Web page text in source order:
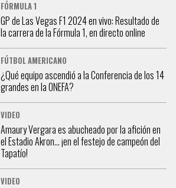
FÓRMULA 1
GP de Las Vegas F1 2024 en vivo: Resultado de
la carrera de la Fórmula 1, en directo online
FÚTBOL AMERICANO
¿Qué equipo ascendió a la Conferencia de los 14
grandes en la ONEFA?
VIDEO
Amaury Vergara es abucheado por la afición en
el Estadio Akron… ¡en el festejo de campeón del
Tapatío!
VIDEO